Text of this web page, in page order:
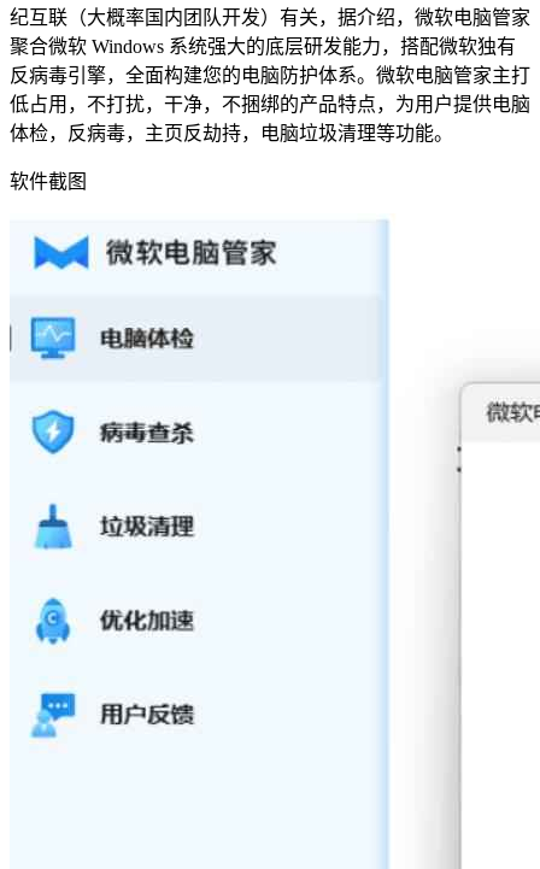
纪互联（大概率国内团队开发）有关，据介绍，微软电脑管家
聚合微软 Windows 系统强大的底层研发能力，搭配微软独有
反病毒引擎，全面构建您的电脑防护体系。微软电脑管家主打
低占用，不打扰，干净，不捆绑的产品特点，为用户提供电脑
体检，反病毒，主页反劫持，电脑垃圾清理等功能。
软件截图